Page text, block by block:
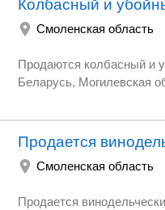
Колбасный и
Смоленская область
Продаются колбасный и убойный цеха, общая площадь
Беларусь, Могилевская
Продается
Смоленская область
Продается винодельческий завод или доля в бизнесе в г.